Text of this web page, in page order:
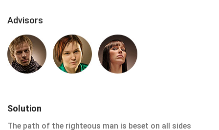
Advisors
Solution
The path of the righteous man is beset on all sides